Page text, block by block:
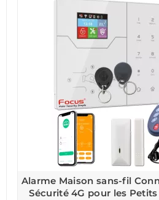
Alarme Maison sans-fil
Sécurité 4G pour les